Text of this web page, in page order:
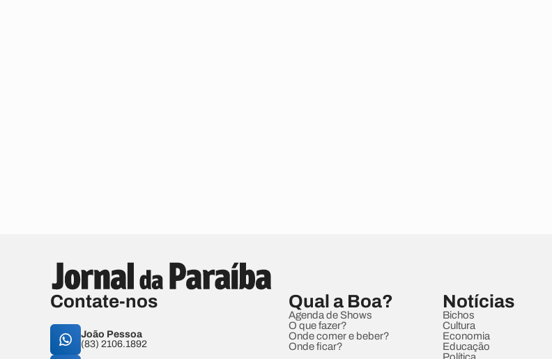
Contate-nos
João Pessoa
(83) 2106.1892
Qual a Boa?
Agenda de Shows
O que fazer?
Onde comer e beber?
Onde ficar?
Notícias
Bichos
Cultura
Economia
Educação